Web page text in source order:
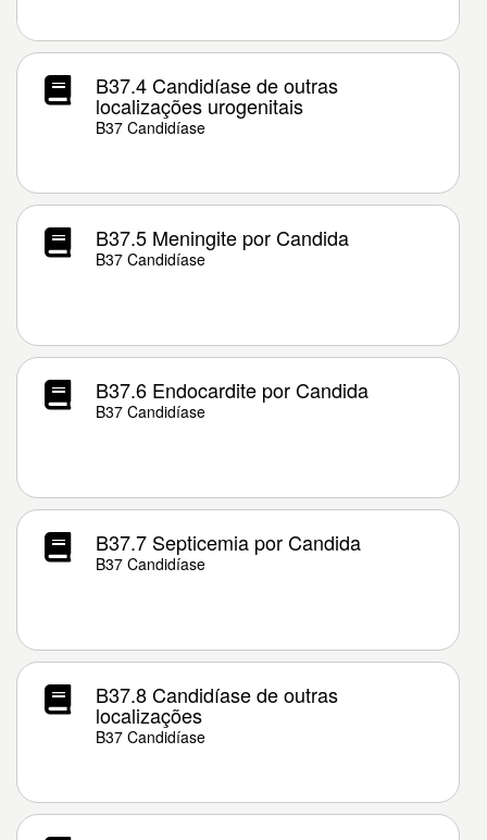
B37.4 Candidíase de outras
localizações urogenitais
B37 Candidíase
B37.5 Meningite por Candida
B37 Candidíase
B37.6 Endocardite por Candida
B37 Candidíase
B37.7 Septicemia por Candida
B37 Candidíase
B37.8 Candidíase de outras
localizações
B37 Candidíase